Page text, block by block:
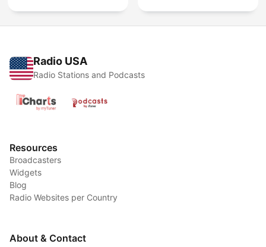
Radio USA
Radio Stations and Podcasts
Resources
Broadcasters
Widgets
Blog
Radio Websites per Country
About & Contact